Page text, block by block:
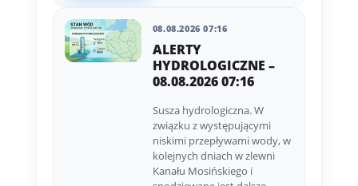
08.08.2026 07:16
ALERTY
HYDROLOGICZNE –
08.08.2026 07:16
Susza hydrologiczna. W
związku z występującymi
niskimi przepływami wody, w
kolejnych dniach w zlewni
Kanału Mosińskiego i